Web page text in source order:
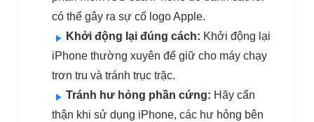
có thể gây ra sự cố logo Apple.
Khởi động lại đúng cách: Khởi động lại
iPhone thường xuyên để giữ cho máy chạy
trơn tru và tránh trục trặc.
Tránh hư hỏng phần cứng: Hãy cẩn
thận khi sử dụng iPhone, các hư hỏng bên